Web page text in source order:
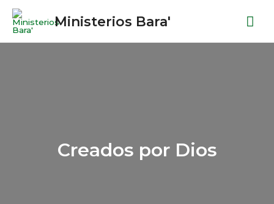
Ministerios Bara'
Creados por Dios